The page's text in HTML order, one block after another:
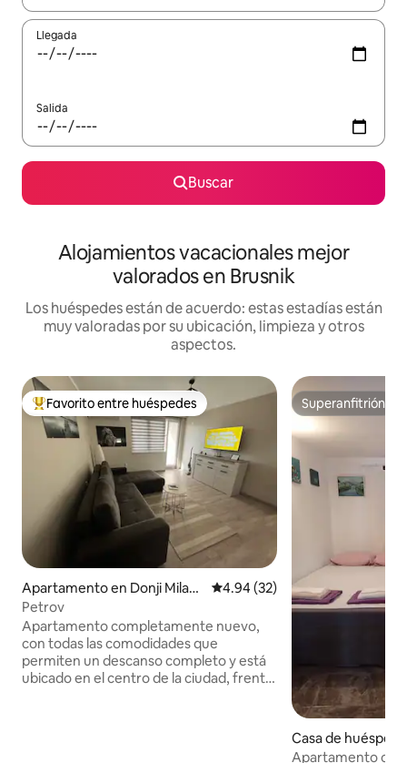
Llegada
Salida
Buscar
Alojamientos vacacionales mejor
valorados en Brusnik
Los huéspedes están de acuerdo: estas estadías están
muy valoradas por su ubicación, limpieza y otros
aspectos.
Favorito entre huéspedes preferido
Favorito entre huéspedes
Apartamento en Donji Milan
ovac
Calificación promedio: 4.94 de
4.94 (32)
Petrov
Apartamento completamente nuevo,
con todas las comodidades que
permiten un descanso completo y está
ubicado en el centro de la ciudad, frente
Superanfitrión
Superanfitrión
Casa de
sa
Apartamento